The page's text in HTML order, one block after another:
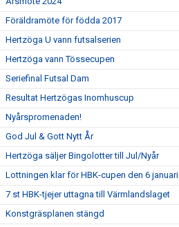
Föräldramöte för födda 2017
Hertzöga U vann futsalserien
Hertzöga vann Tössecupen
Seriefinal Futsal Dam
Resultat Hertzögas Inomhuscup
Nyårspromenaden!
God Jul & Gott Nytt År
Hertzöga säljer Bingolotter till Jul/Nyår
Lottningen klar för HBK-cupen den 6 januari
7 st HBK-tjejer uttagna till Värmlandslaget
Konstgräsplanen stängd